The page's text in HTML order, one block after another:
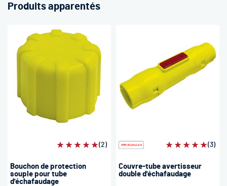
Produits apparentés
Évaluation:(2)
Bouchon de protection
souple pour tube
d'échafaudage
Évaluation:(3)
Couvre-tube avertisseur
double d'échafaudage